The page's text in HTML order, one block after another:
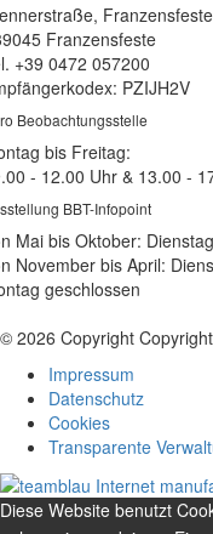
Franzensfeste
Franzensfeste
+39 0472 057200
PZIJH2V
Beobachtungsstelle
bis Freitag:
- 12.00 Uhr & 13.00 -
BBT-Infopoint
Mai bis Oktober:
November bis April:
geschlossen
© 2026 Copyright Copyright
Impressum
Datenschutz
Cookies
Transparente
Diese Website benutzt